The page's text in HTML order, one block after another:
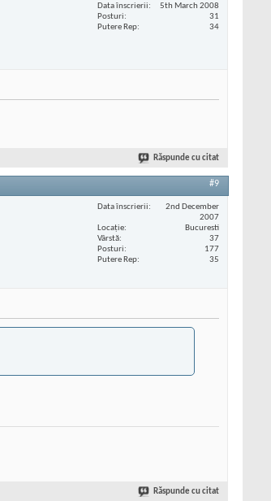
Data înscrierii
5th March 2008
Posturi
31
Putere Rep
34
Răspunde cu citat
#9
Data înscrierii
2nd December
2007
Locaţie
Bucuresti
Vârstă
37
Posturi
177
Putere Rep
35
Răspunde cu citat